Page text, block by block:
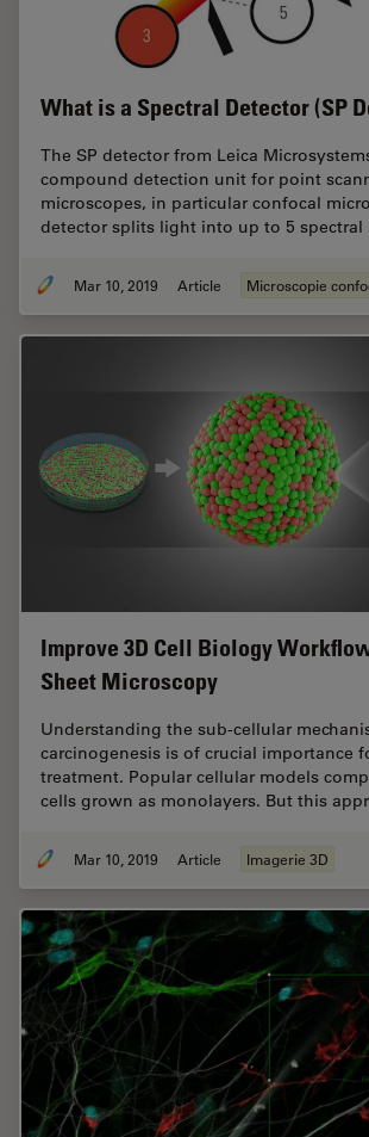
What is a Spectral Detector (SP
The SP detector from Leica
compound detection unit for point
microscopes, in particular confocal
detector splits light into up to 5
Mar 10, 2019 Article Microscopie
Improve 3D Cell Biology
Sheet Microscopy
Understanding the sub-cellular
carcinogenesis is of crucial importance
treatment. Popular cellular models
cells grown as monolayers. But this
Mar 10, 2019 Article Imagerie 3D